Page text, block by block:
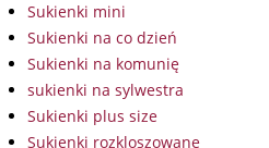
Sukienki mini
Sukienki na co dzień
Sukienki na komunię
sukienki na sylwestra
Sukienki plus size
Sukienki rozkloszowane